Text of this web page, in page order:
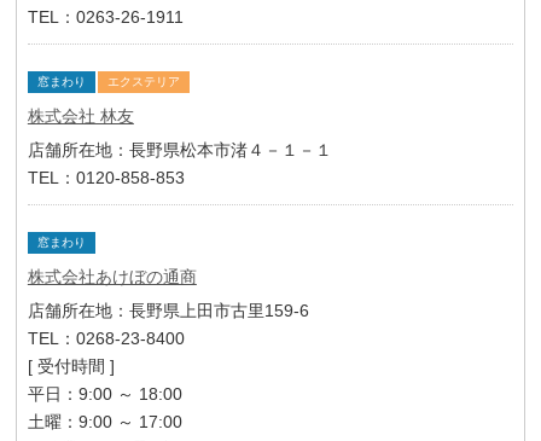
TEL：0263-26-1911
窓まわり エクステリア
株式会社 林友
店舗所在地：長野県松本市渚４－１－１
TEL：0120-858-853
窓まわり
株式会社あけぼの通商
店舗所在地：長野県上田市古里159-6
TEL：0268-23-8400
[ 受付時間 ]
平日：9:00 ～ 18:00
土曜：9:00 ～ 17:00